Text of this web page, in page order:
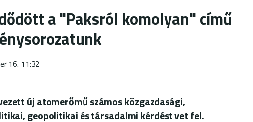
a "Paksról komolyan" című
16. 11:32
új atomerőmű számos közgazdasági,
geopolitikai és társadalmi kérdést vet fel.